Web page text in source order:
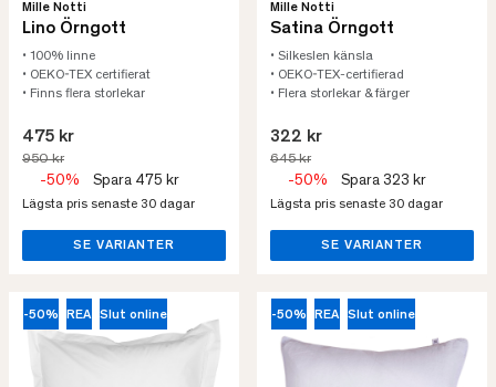
Mille Notti
Lino Örngott
• 100% linne
• OEKO-TEX certifierat
• Finns flera storlekar
475 kr
950 kr
-50% Spara 475 kr
Lägsta pris senaste 30 dagar
SE VARIANTER
Mille Notti
Satina Örngott
• Silkeslen känsla
• OEKO-TEX-certifierad
• Flera storlekar & färger
322 kr
645 kr
-50% Spara 323 kr
Lägsta pris senaste 30 dagar
SE VARIANTER
-50% REA Slut online -50% REA Slut online